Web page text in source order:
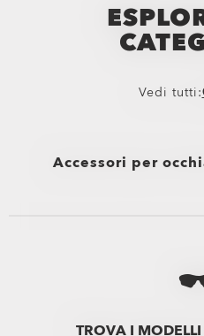
Vedi tutti:
Accessori per
Kit Pulizia Occhiali
Lenti di ricambio
TROVA I MODELLI